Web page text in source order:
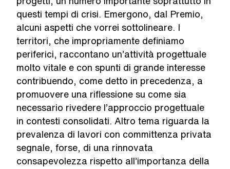
questi tempi di crisi. Emergono, dal Premio,
alcuni aspetti che vorrei sottolineare. I
territori, che impropriamente definiamo
periferici, raccontano un’attività progettuale
molto vitale e con spunti di grande interesse
contribuendo, come detto in precedenza, a
promuovere una riflessione su come sia
necessario rivedere l’approccio progettuale
in contesti consolidati. Altro tema riguarda la
prevalenza di lavori con committenza privata
segnale, forse, di una rinnovata
consapevolezza rispetto all’importanza della